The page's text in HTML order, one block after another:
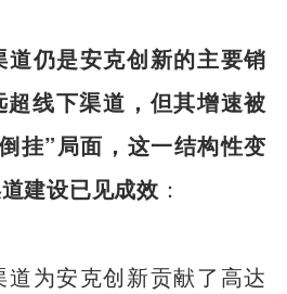
仍是安克创新的主要销
线下渠道，但其增速被
挂”局面，这一结构性变
建设已见成效 ：
为安克创新贡献了高达